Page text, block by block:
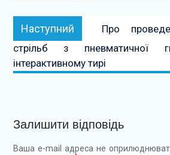
Наступний Наступний:
Про
стрільб з пневматичної
інтерактивному тирі
Залишити відповідь
Ваша e-mail адреса не